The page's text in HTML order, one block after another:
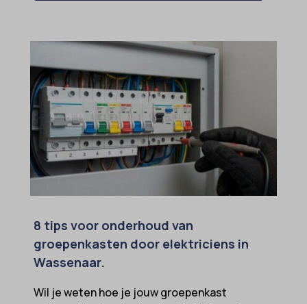
8 tips voor onderhoud van
groepenkasten door elektriciens in
Wassenaar.
Wil je weten hoe je jouw groepenkast